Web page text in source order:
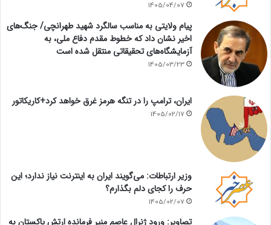
1405/04/07
پیام ولایتی به مناسب سالگرد شهید طهرانچی/ جنگ‌های
اخیر نشان داد که خطوط مقدم دفاع ملی، به
آزمایشگاه‌های تحقیقاتی منتقل شده است
1405/03/23
ایران، ترامپ را در تنگه هرمز غرق خواهد کرد+کاریکاتور
1405/02/17
وزیر ارتباطات: می‌گویند ایران به اینترنت نیاز ندارد؛ این
حرف را کجای دلم بگذارم؟
1405/02/07
تصاویر: ورود ژنرال عاصم منیر فرمانده ارتش پاکستان به